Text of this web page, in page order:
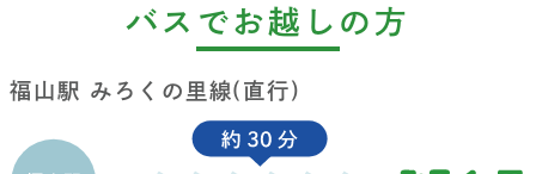
バスでお越しの方
福山駅 みろくの里線(直行)